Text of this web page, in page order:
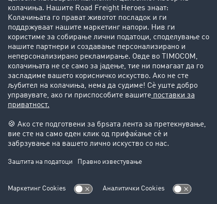
Фирма
Преку клиенти до нови клиенти
Успешни приказни
Поддршка
Поддршка
Правни прашања
Импресум
Општи услови на работење